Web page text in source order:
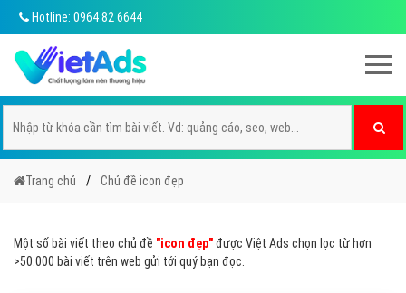
Hotline: 0964 82 6644
Trang chủ Chủ đề icon đẹp
Một số bài viết theo chủ đề "icon đẹp"được Việt Ads chọn lọc từ hơn
>50.000 bài viết trên web gửi tới quý bạn đọc.